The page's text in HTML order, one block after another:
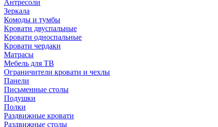
Антресоли
Зеркала
Комоды и тумбы
Кровати двуспальные
Кровати односпальные
Кровати чердаки
Матрасы
Мебель для ТВ
Ограничители кровати и чехлы
Панели
Письменные столы
Подушки
Полки
Раздвижные кровати
Раздвижные столы